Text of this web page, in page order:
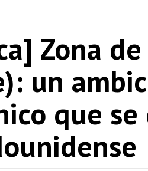
Zona
un
que